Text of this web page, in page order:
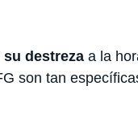
su destreza a la
son tan